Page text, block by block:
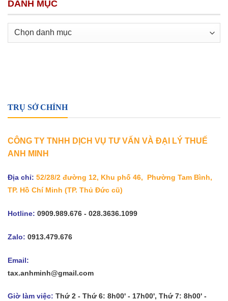
DANH MỤC
Danh
TRỤ SỞ CHÍNH
CÔNG TY TNHH DỊCH VỤ TƯ VẤN VÀ ĐẠI LÝ THUẾ
ANH MINH
Địa chỉ: 52/28/2 đường 12, Khu phố 46, Phường Tam Bình,
TP. Hồ Chí Minh (TP. Thủ Đức cũ)
Hotline: 0909.989.676 - 028.3636.1099
Zalo: 0913.479.676
Email:
tax.anhminh@gmail.com
Giờ làm việc: Thứ 2 - Thứ 6: 8h00' - 17h00', Thứ 7: 8h00' -